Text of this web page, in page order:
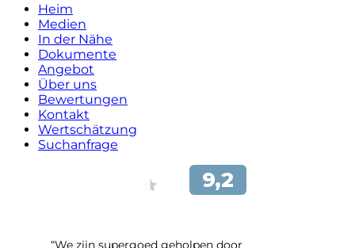
Heim
Medien
In der Nähe
Dokumente
Angebot
Über uns
Bewertungen
Kontakt
Wertschätzung
Suchanfrage
“We zijn supergoed geholpen door